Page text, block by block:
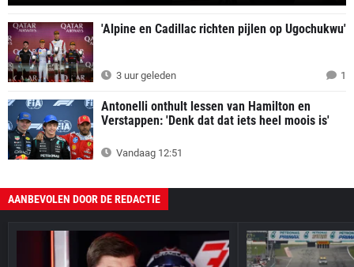
'Alpine en Cadillac richten pijlen op Ugochukwu'
3 uur geleden 1
Antonelli onthult lessen van Hamilton en
Verstappen: 'Denk dat dat iets heel moois is'
Vandaag 12:51
AANBEVOLEN DOOR DE REDACTIE